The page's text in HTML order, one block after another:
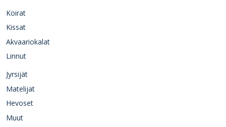
Koirat
Kissat
Akvaariokalat
Linnut
Jyrsijät
Matelijat
Hevoset
Muut